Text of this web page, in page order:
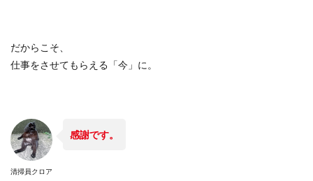
だからこそ、
仕事をさせてもらえる「今」に。
清掃員クロア
感謝です。